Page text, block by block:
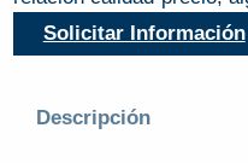
Solicitar Información
Descripción